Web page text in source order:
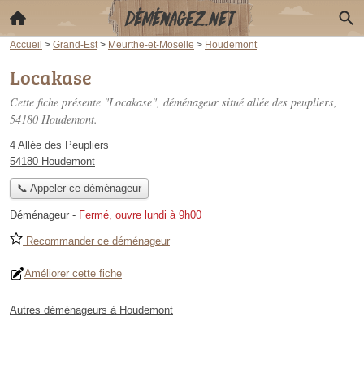
Accueil > Grand-Est > Meurthe-et-Moselle > Houdemont
Locakase
Cette fiche présente "Locakase", déménageur situé allée des peupliers,
54180 Houdemont.
4 Allée des Peupliers
54180 Houdemont
📞 Appeler ce déménageur
Déménageur - Fermé, ouvre lundi à 9h00
Recommander ce déménageur
Améliorer cette fiche
Autres déménageurs à Houdemont